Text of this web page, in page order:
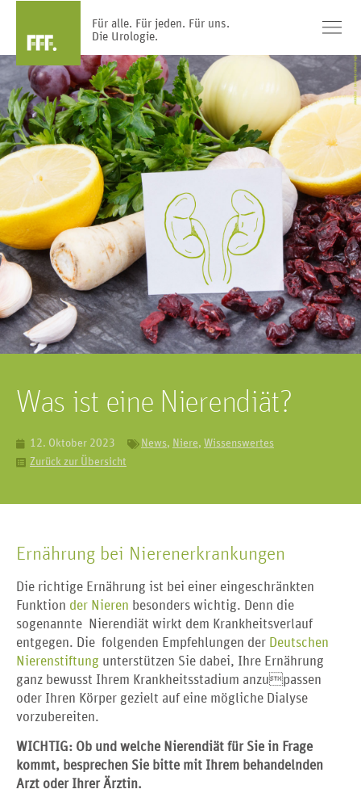
Für alle. Für jeden. Für uns.
Die Urologie.
Was ist eine Nierendiät?
12. Oktober 2023 News, Niere, Wissenswertes
Zurück zur Übersicht
Ernährung bei Nierenerkrankungen
Die richtige Ernährung ist bei einer eingeschränkten
Funktion der Nieren besonders wichtig. Denn die
sogenannte Nierendiät wirkt dem Krankheitsverlauf
entgegen. Die folgenden Empfehlungen der Deutschen
Nierenstiftung unterstützen Sie dabei, Ihre Ernährung
ganz bewusst Ihrem Krankheitsstadium anzupassen
oder Ihren Körper gezielt auf eine mögliche Dialyse
vorzubereiten.
WICHTIG: Ob und welche Nierendiät für Sie in Frage
kommt, besprechen Sie bitte mit Ihrem behandelnden
Arzt oder Ihrer Ärztin.